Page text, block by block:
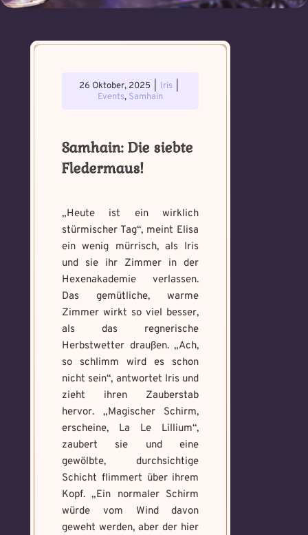
26 Oktober, 2025 Iris
Events, Samhain
Samhain: Die siebte
Fledermaus!
„Heute ist ein wirklich
stürmischer Tag“, meint Elisa
ein wenig mürrisch, als Iris
und sie ihr Zimmer in der
Hexenakademie verlassen.
Das gemütliche, warme
Zimmer wirkt so viel besser,
als das regnerische
Herbstwetter draußen. „Ach,
so schlimm wird es schon
nicht sein“, antwortet Iris und
zieht ihren Zauberstab
hervor. „Magischer Schirm,
erscheine, La Le Lillium“,
zaubert sie und eine
gewölbte, durchsichtige
Schicht flimmert über ihrem
Kopf. „Ein normaler Schirm
würde vom Wind davon
geweht werden, aber der hier